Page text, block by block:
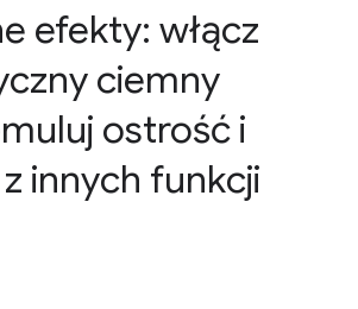
efekty: włącz
ciemny
ostrość i
innych funkcji